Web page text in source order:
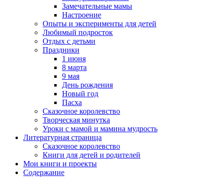
Замечательные мамы
Настроение
Опыты и эксперименты для детей
Любимый подросток
Отдых с детьми
Праздники
1 июня
8 марта
9 мая
День рождения
Новый год
Пасха
Сказочное королевство
Творческая минутка
Уроки с мамой и мамина мудрость
Литературная страница
Сказочное королевство
Книги для детей и родителей
Мои книги и проекты
Содержание